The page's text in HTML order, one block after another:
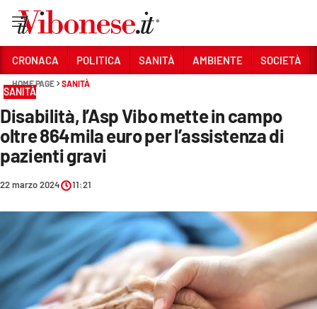
Sezioni
CRONACA
POLITICA
SOCIETÀ
CULTURA
ECONOMIA E LAVORO
CRONACA POLITICA SANITÀ AMBIENTE SOCIETÀ
HOME PAGE SANITÀ
SANITÀ
Disabilità, l’Asp Vibo mette in campo
oltre 864mila euro per l’assistenza di
pazienti gravi
22 marzo 2024 11:21